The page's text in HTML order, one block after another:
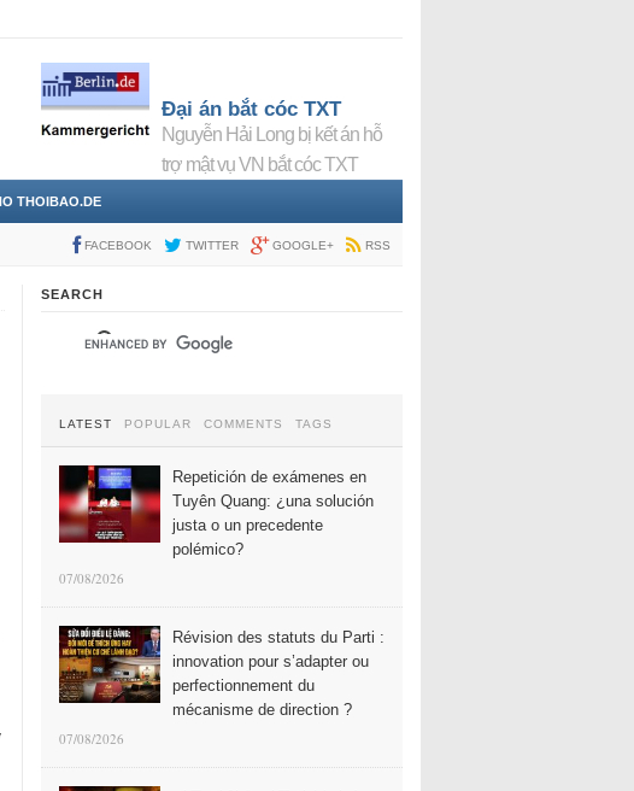
Đại án bắt cóc TXT
Nguyễn Hải Long bị kết án hỗ
trợ mật vụ VN bắt cóc TXT
THOIBAO.DE
FACEBOOK TWITTER GOOGLE+ RSS
SEARCH
LATEST POPULAR COMMENTS TAGS
Repetición de exámenes en
Tuyên Quang: ¿una solución
justa o un precedente
polémico?
07/08/2026
Révision des statuts du Parti :
innovation pour s’adapter ou
perfectionnement du
mécanisme de direction ?
07/08/2026